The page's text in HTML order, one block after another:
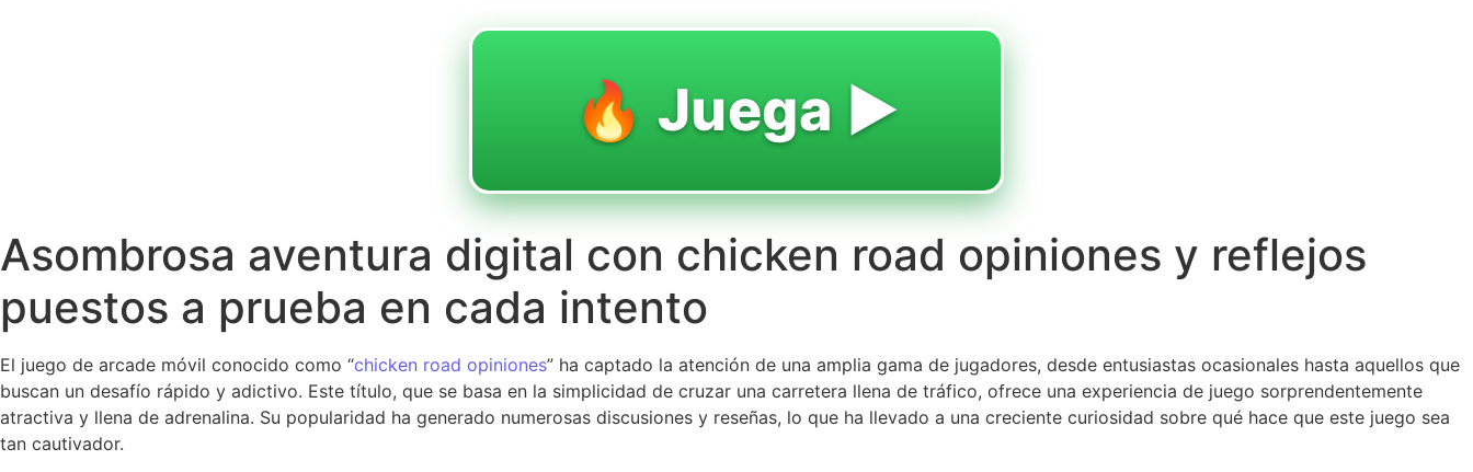
🔥 Juega ▶️
Asombrosa aventura digital con chicken road opiniones y reflejos
puestos a prueba en cada intento
El juego de arcade móvil conocido como “chicken road opiniones” ha captado la atención de una amplia gama de jugadores, desde entusiastas ocasionales hasta aquellos que
buscan un desafío rápido y adictivo. Este título, que se basa en la simplicidad de cruzar una carretera llena de tráfico, ofrece una experiencia de juego sorprendentemente
atractiva y llena de adrenalina. Su popularidad ha generado numerosas discusiones y reseñas, lo que ha llevado a una creciente curiosidad sobre qué hace que este juego sea
tan cautivador.